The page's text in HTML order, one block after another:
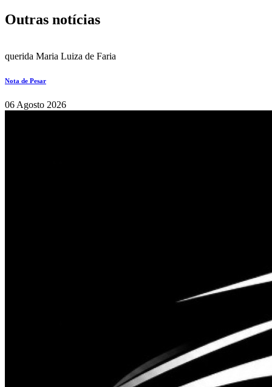
Outras notícias
querida Maria Luiza de Faria
Nota de Pesar
06 Agosto 2026